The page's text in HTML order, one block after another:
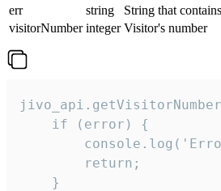
err
string
String that
visitorNumber integer Visitor's number
    if (error) {
        return;
    }